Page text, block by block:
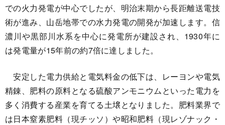
での火力発電が中心でしたが、明治末期から長距離送電技
術が進み、山岳地帯での水力発電の開発が加速します。信
濃川や黒部川水系を中心に発電所が建設され、1930年に
は発電量が15年前の約7倍に達しました。
安定した電力供給と電気料金の低下は、レーヨンや電気
精錬、肥料の原料となる硫酸アンモニウムといった電力を
多く消費する産業を育てる土壌となりました。肥料業界で
は日本窒素肥料（現チッソ）や昭和肥料（現レゾナック・